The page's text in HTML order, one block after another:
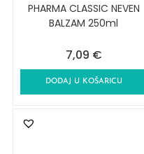
PHARMA CLASSIC NEVEN
BALZAM 250ml
7,09 €
DODAJ U KOŠARICU